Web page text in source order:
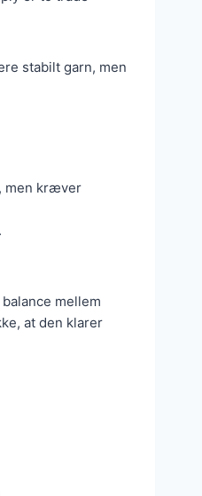
stabilt garn, men
men kræver
mellem
at den klarer